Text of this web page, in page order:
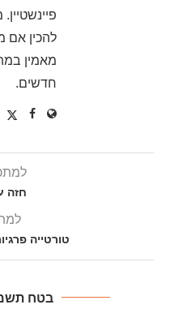
להכין אם
מאמין
חדשים.
חזה
טורטייה
בטח